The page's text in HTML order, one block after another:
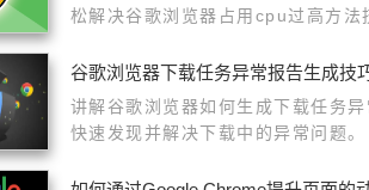
松解决谷歌浏览器占用cpu过高方法
谷歌浏览器下载任务异常报告生成技
讲解谷歌浏览器如何生成下载任务
快速发现并解决下载中的异常问题。